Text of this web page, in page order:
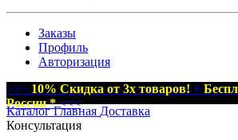
Заказы
Профиль
Авторизация
>>> 10% Скидка от 3х товаров! +
России *<<<
Каталог Главная Доставка
Консультация